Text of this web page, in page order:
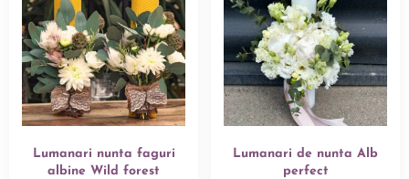
Lumanari nunta faguri
albine Wild forest
Lumanari de nunta Alb
perfect